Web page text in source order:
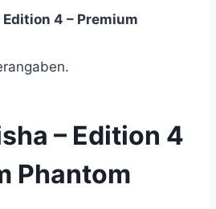
4 – Premium
– Edition 4
Phantom